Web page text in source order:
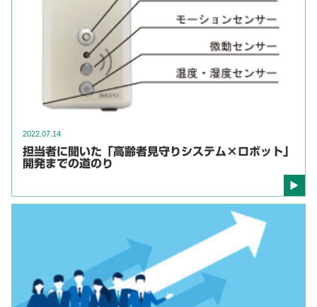
2022.07.14
担当者に聞いた「高齢者見守りシステム×ロボット」
開発までの道のり